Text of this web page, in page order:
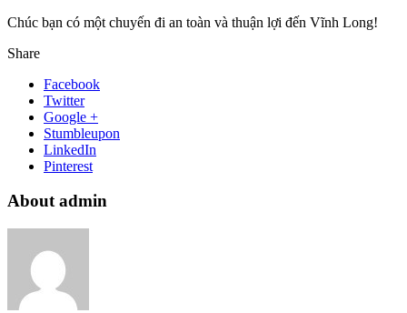
Chúc bạn có một chuyến đi an toàn và thuận lợi đến Vĩnh Long!
Share
Facebook
Twitter
Google +
Stumbleupon
LinkedIn
Pinterest
About admin